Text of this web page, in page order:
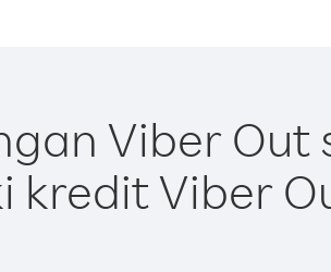
Viber
kredit Viber